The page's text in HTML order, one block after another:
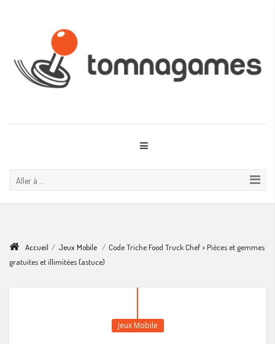
Aller à ...
Accueil / Jeux Mobile / Code Triche Food Truck Chef > Pièces et gemmes
gratuites et illimitées (astuce)
Jeux Mobile